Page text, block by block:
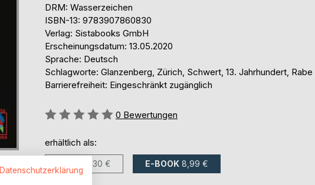
DRM: Wasserzeichen
ISBN-13: 9783907860830
Verlag: Sistabooks GmbH
Erscheinungsdatum: 13.05.2020
Sprache: Deutsch
Schlagworte: Glanzenberg, Zürich, Schwert, 13. Jahrhundert, Rabe
Barrierefreiheit: Eingeschränkt zugänglich
Bewertung::
0 Bewertungen
erhältlich als:
11,30 € E-BOOK 8,99 €
Datenschutzerklärung